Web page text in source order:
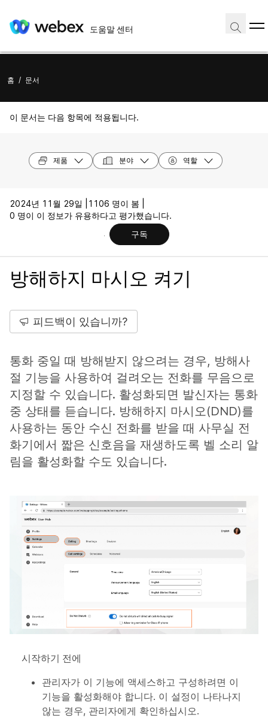
도움말 센터
홈 / 문서
이 문서는 다음 항목에 적용됩니다.
제품 분야 역할
2024년 11월 29일 |
1106 명이 봄 |
0 명이 이 정보가 유용하다고 평가했습니다.
구독
방해하지 마시오 켜기
피드백이 있습니까?
통화 중일 때 방해받지 않으려는 경우, 방해사
절 기능을 사용하여 걸려오는 전화를 무음으로
지정할 수 있습니다. 활성화되면 발신자는 통화
중 상태를 듣습니다. 방해하지 마시오(DND)를
사용하는 동안 수신 전화를 받을 때 사무실 전
화기에서 짧은 신호음을 재생하도록 벨 소리 알
림을 활성화할 수도 있습니다.
시작하기 전에
관리자가 이 기능에 액세스하고 구성하려면 이
기능을 활성화해야 합니다. 이 설정이 나타나지
않는 경우, 관리자에게 확인하십시오.